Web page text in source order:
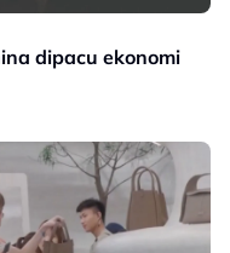
dipacu ekonomi